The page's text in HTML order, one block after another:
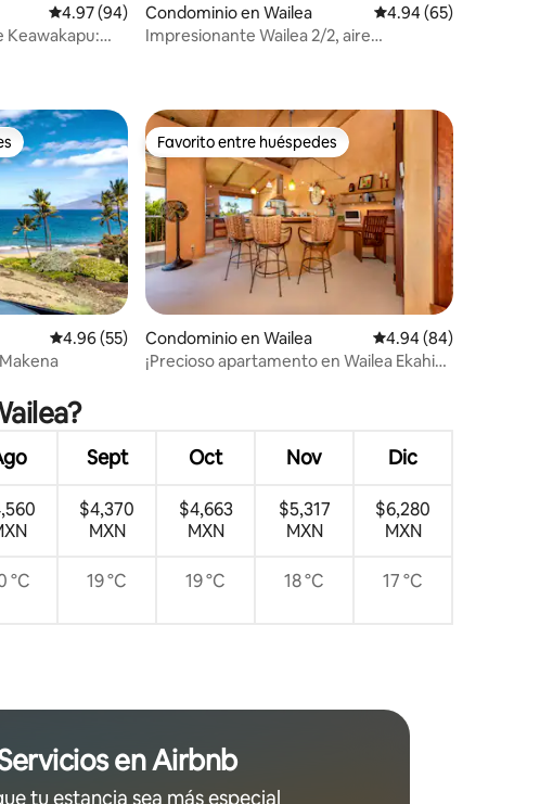
Calificación promedio: 4.97 de 5; 94 evaluaciones
4.97 (94)
Keawakapu:
Condominio en Wailea Calificación
4.94 (65)
Impresionante Wailea 2/2, aire
Calificación promedio: 4.96 de 5; 55 evaluaciones
4.96 (55)
Favorito entre huéspedes
Favorito entre huéspedes
Condominio en Wailea Calificación
4.94 (84)
¡Precioso apartamento en Wailea Ekahi
Sept Oct Nov Dic
$4,370
MXN
$4,663
MXN
$5,317
MXN
$6,280
MXN
°C 19 °C 19 °C 18 °C 17 °C
en Airbnb
tu estancia sea más especial